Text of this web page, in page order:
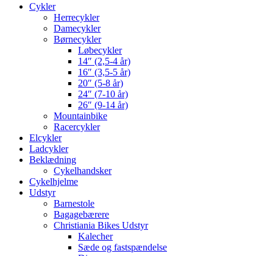
Cykler
Herrecykler
Damecykler
Børnecykler
Løbecykler
14″ (2,5-4 år)
16″ (3,5-5 år)
20″ (5-8 år)
24″ (7-10 år)
26″ (9-14 år)
Mountainbike
Racercykler
Elcykler
Ladcykler
Beklædning
Cykelhandsker
Cykelhjelme
Udstyr
Barnestole
Bagagebærere
Christiania Bikes Udstyr
Kalecher
Sæde og fastspændelse